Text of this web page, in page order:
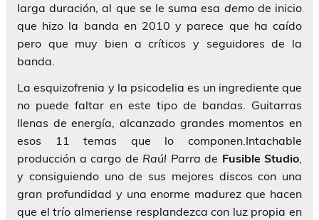
larga duración, al que se le suma esa demode inicio
que hizo la banda en 2010 y parece que ha caído
pero que muy bien a críticos y seguidores de la
banda.
La esquizofrenia y la psicodelia es un ingrediente que
no puede faltar en este tipo de bandas. Guitarras
llenas de energía, alcanzado grandes momentos en
esos 11 temas que lo componen.Intachable
producción a cargo de Raúl Parra de Fusible Studio,
y consiguiendo uno de sus mejores discos con una
gran profundidad y una enorme madurez que hacen
que el trío almeriense resplandezca con luz propia en